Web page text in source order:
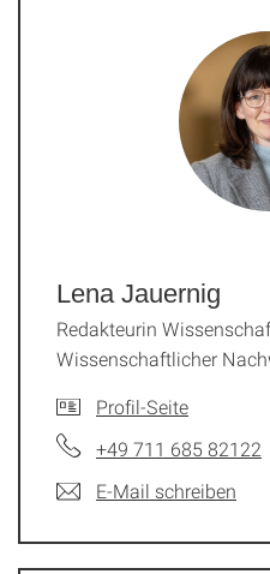
Lena Jauernig
Redakteurin
Wissenschaftlicher
Profil-Seite
+49 711 685 82122
E-Mail schreiben